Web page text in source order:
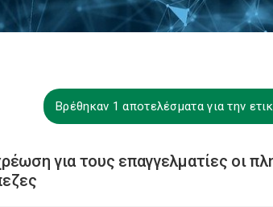
Βρέθηκαν 1 αποτελέσματα για την
για τους επαγγελματίες οι